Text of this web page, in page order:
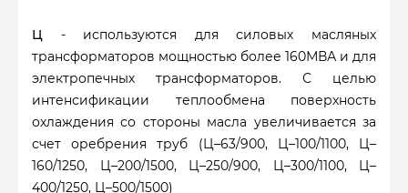
Ц - используются для силовых масляных
трансформаторов мощностью более 160МВА и для
электропечных трансформаторов. С целью
интенсификации теплообмена поверхность
охлаждения со стороны масла увеличивается за
счет оребрения труб (Ц–63/900, Ц–100/1100, Ц–
160/1250, Ц–200/1500, Ц–250/900, Ц–300/1100, Ц–
400/1250, Ц–500/1500)